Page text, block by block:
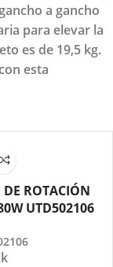
a gancho
para elevar la
es de 19,5 kg.
esta
ROTACIÓN
UTD502106